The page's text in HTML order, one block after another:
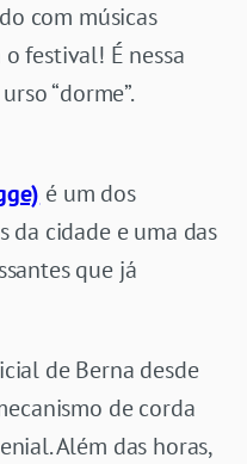
com músicas
festival! É nessa
“dorme”.
é um dos
da cidade e uma das
que já
de Berna desde
de corda
Além das horas,